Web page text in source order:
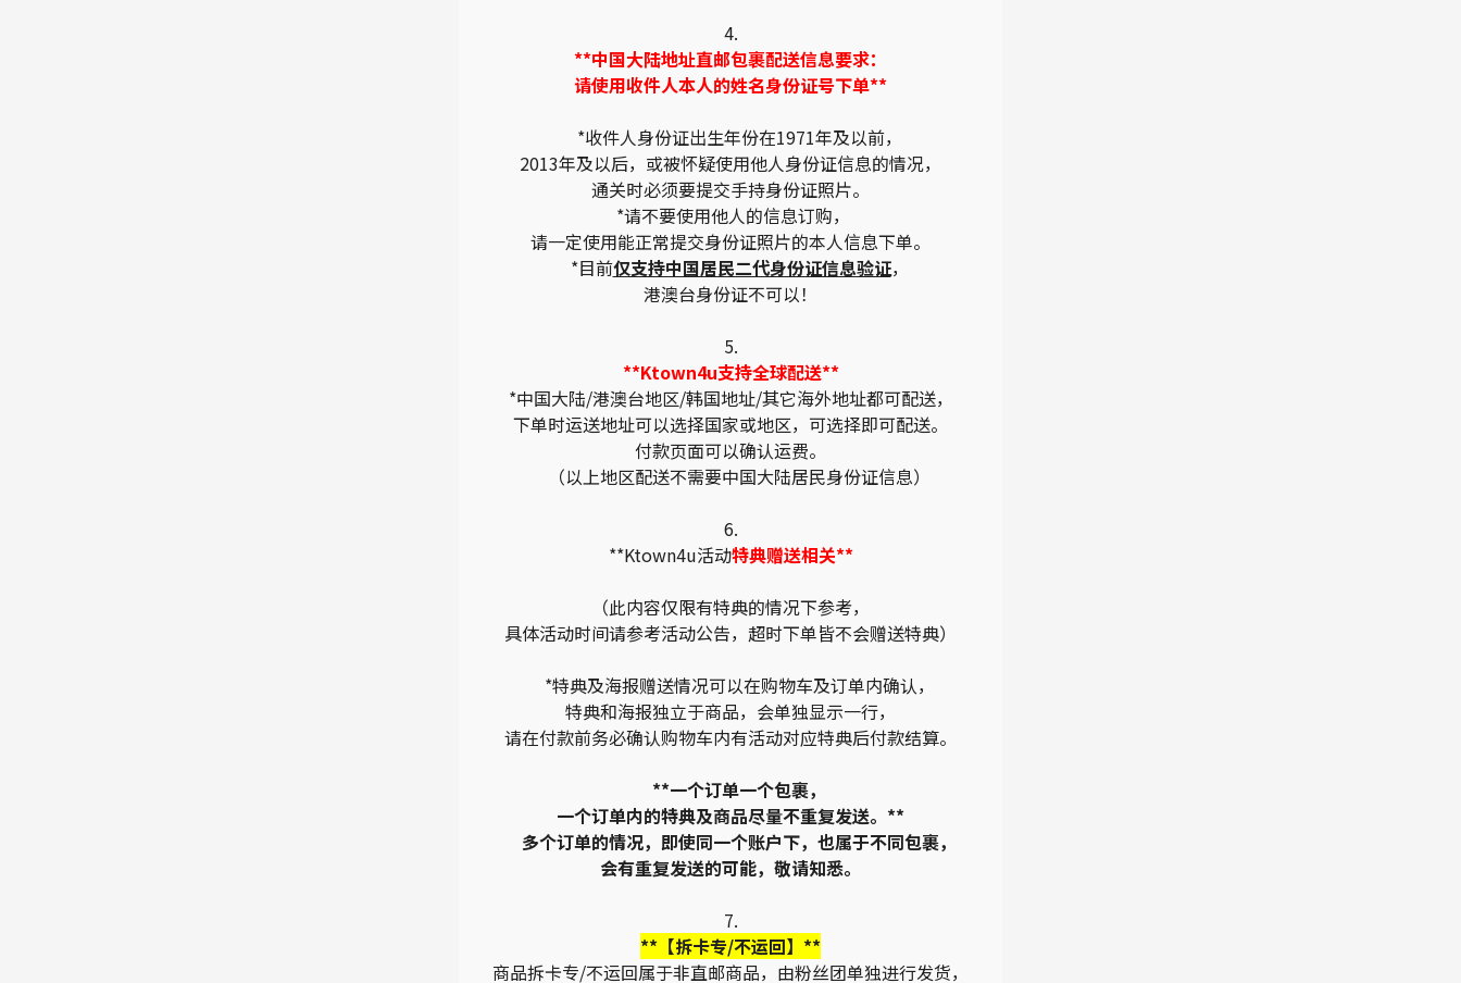
4.
**中国大陆地址直邮包裹配送信息要求：
请使用收件人本人的姓名身份证号下单**
*收件人身份证出生年份在1971年及以前，
2013年及以后，或被怀疑使用他人身份证信息的情况，
通关时必须要提交手持身份证照片。
*请不要使用他人的信息订购，
请一定使用能正常提交身份证照片的本人信息下单。
*目前仅支持中国居民二代身份证信息验证，
港澳台身份证不可以！
5.
**Ktown4u支持全球配送**
*中国大陆/港澳台地区/韩国地址/其它海外地址都可配送，
下单时运送地址可以选择国家或地区，可选择即可配送。
付款页面可以确认运费。
（以上地区配送不需要中国大陆居民身份证信息）
6.
**Ktown4u活动特典赠送相关**
（此内容仅限有特典的情况下参考，
具体活动时间请参考活动公告，超时下单皆不会赠送特典）
*特典及海报赠送情况可以在购物车及订单内确认，
特典和海报独立于商品，会单独显示一行，
请在付款前务必确认购物车内有活动对应特典后付款结算。
**一个订单一个包裹，
一个订单内的特典及商品尽量不重复发送。**
多个订单的情况，即使同一个账户下，也属于不同包裹，
会有重复发送的可能，敬请知悉。
7.
**【拆卡专/不运回】**
商品拆卡专/不运回属于非直邮商品，由粉丝团单独进行发货，